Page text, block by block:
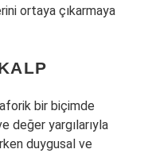
ortaya çıkarmaya
bir biçimde
değer yargılarıyla
duygusal ve